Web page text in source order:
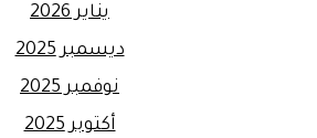
يناير 2026
ديسمبر 2025
نوفمبر 2025
أكتوبر 2025